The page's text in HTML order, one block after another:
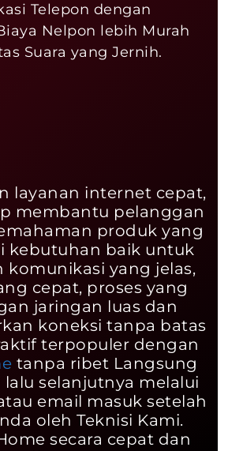
Telepon dengan
Nelpon lebih Murah
Suara yang Jernih.
layanan internet cepat,
membantu pelanggan
produk yang
kebutuhan baik untuk
yang jelas,
cepat, proses yang
jaringan luas dan
koneksi tanpa batas
terpopuler dengan
tanpa ribet Langsung
selanjutnya melalui
email masuk setelah
oleh Teknisi Kami.
secara cepat dan